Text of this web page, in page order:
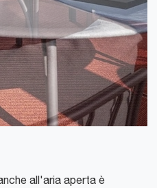
all'aria aperta è